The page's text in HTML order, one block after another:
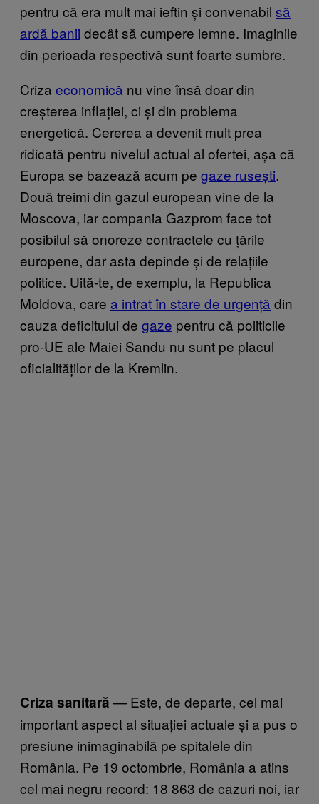
pentru că era mult mai ieftin și convenabil să
ardă banii decât să cumpere lemne. Imaginile
din perioada respectivă sunt foarte sumbre.
Criza economică nu vine însă doar din
creșterea inflației, ci și din problema
energetică. Cererea a devenit mult prea
ridicată pentru nivelul actual al ofertei, așa că
Europa se bazează acum pe gaze rusești.
Două treimi din gazul european vine de la
Moscova, iar compania Gazprom face tot
posibilul să onoreze contractele cu țările
europene, dar asta depinde și de relațiile
politice. Uită-te, de exemplu, la Republica
Moldova, care a intrat în stare de urgență din
cauza deficitului de gaze pentru că politicile
pro-UE ale Maiei Sandu nu sunt pe placul
oficialităților de la Kremlin.
Criza sanitară — Este, de departe, cel mai
important aspect al situației actuale și a pus o
presiune inimaginabilă pe spitalele din
România. Pe 19 octombrie, România a atins
cel mai negru record: 18 863 de cazuri noi, iar